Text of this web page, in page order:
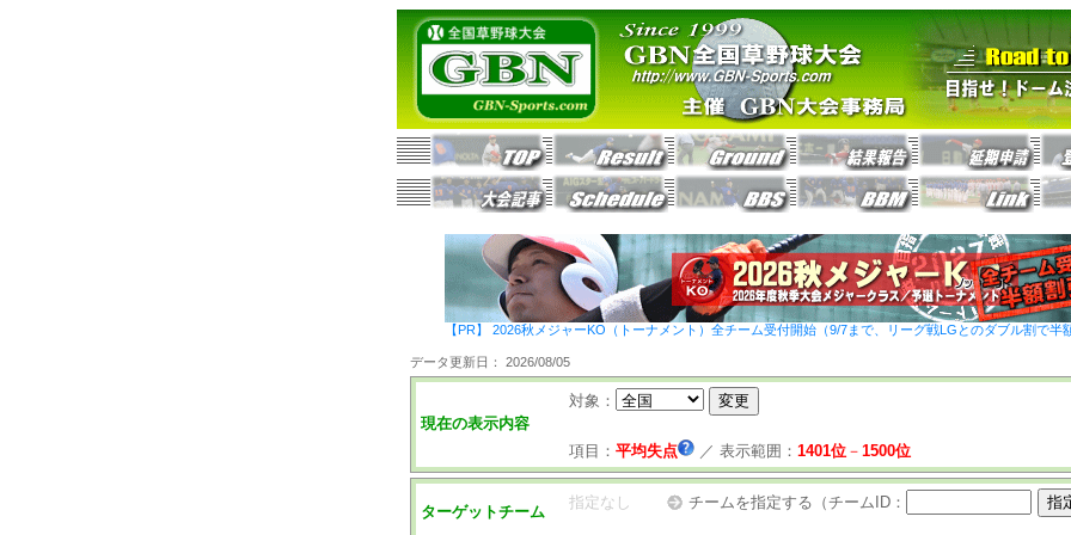
【PR】 2026秋メジャーKO（トーナメント）全チーム受付開始（9/7まで、リーグ戦LGとのダブル割で半
データ更新日： 2026/08/05
現在の表示内容
対象：
項目： 平均失点 ／ 表示範囲： 1401位－ 1500位
ターゲットチーム
指定なし チームを指定する（チームID：